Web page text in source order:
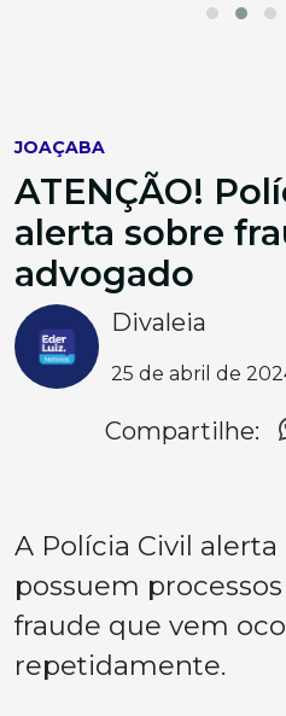
JOAÇABA
ATENÇÃO!
alerta sobre
advogado
Divaleia
25 de abril de
Compartilhe:
A Polícia Civil
possuem
fraude que vem
repetidamente.